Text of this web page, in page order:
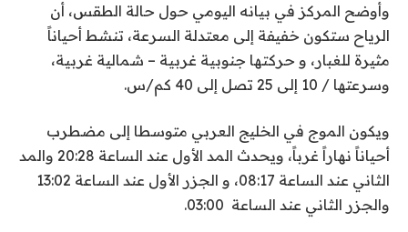
وأوضح المركز في بيانه اليومي حول حالة الطقس، أن
الرياح ستكون خفيفة إلى معتدلة السرعة، تنشط أحياناً
مثيرة للغبار، و حركتها جنوبية غربية – شمالية غربية،
وسرعتها / 10 إلى 25 تصل إلى 40 كم/س.
ويكون الموج في الخليج العربي متوسطا إلى مضطرب
أحياناً نهاراً غرباً، ويحدث المد الأول عند الساعة 20:28 والمد
الثاني عند الساعة 08:17، و الجزر الأول عند الساعة 13:02
والجزر الثاني عند الساعة 03:00.